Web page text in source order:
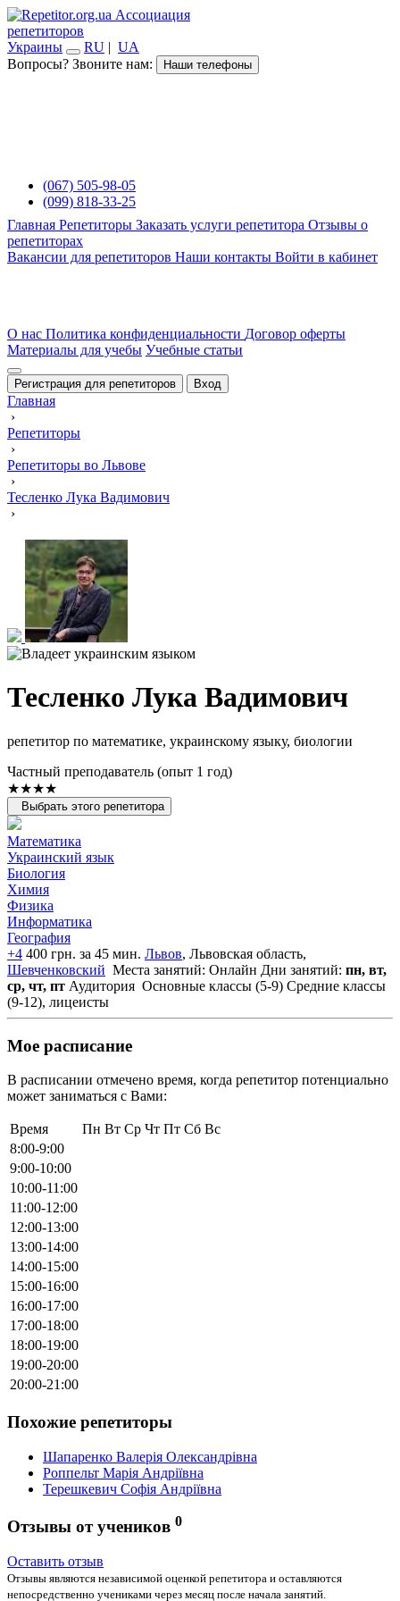
Ассоциация
репетиторов
Украины
RU | UA
Вопросы? Звоните нам:
Наши телефоны
(067) 505-98-05
(099) 818-33-25
Главная Репетиторы Заказать услуги репетитора Отзывы о
репетиторах
Вакансии для репетиторов Наши контакты Войти в кабинет
О нас Политика конфиденциальности Договор оферты
Материалы для учебы Учебные статьи
Регистрация для репетиторов Вход
Главная
›
Репетиторы
›
Репетиторы во Львове
›
Тесленко Лука Вадимович
›
Тесленко Лука Вадимович
репетитор по математике, украинскому языку, биологии
Частный преподаватель (опыт 1 год)
★★★★
Выбрать этого репетитора
Математика
Украинский язык
Биология
Химия
Физика
Информатика
География
+4 400 грн. за 45 мин. Львов, Львовская область,
Шевченковский Места занятий: Онлайн Дни занятий: пн, вт,
ср, чт, пт Аудитория Основные классы (5-9) Средние классы
(9-12), лицеисты
Мое расписание
В расписании отмечено время, когда репетитор потенциально
может заниматься с Вами:
Время Пн Вт Ср Чт Пт Сб Вс
8:00-9:00
9:00-10:00
10:00-11:00
11:00-12:00
12:00-13:00
13:00-14:00
14:00-15:00
15:00-16:00
16:00-17:00
17:00-18:00
18:00-19:00
19:00-20:00
20:00-21:00
Похожие репетиторы
Шапаренко Валерія Олександрівна
Роппельт Марія Андріївна
Терешкевич Софія Андріївна
Отзывы от учеников 0
Оставить отзыв
Отзывы являются независимой оценкой репетитора и оставляются
непосредственно учениками через месяц после начала занятий.